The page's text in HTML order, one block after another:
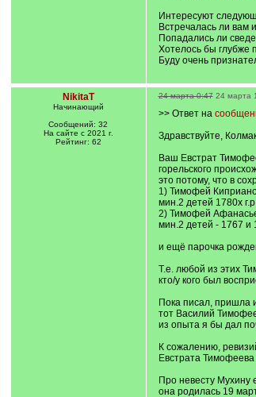
Интересуют
Встречалась ли вам
Попадались ли
Хотелось бы глубже
Буду очень
NikitaT
Начинающий
Сообщений: 32
На сайте с 2021 г.
Рейтинг: 62
24 марта 0:47 24 марта
>> Ответ на
Здравствуйте,
Ваш Евстрат
горельского
это потому, что в
1) Тимофей
мин.2 детей 1780х
2) Тимофей
мин.2 детей - 1767 и
и ещё парочка
Т.е. любой из этих
кто/у кого был
Пока писал, пришла
тот Василий
из опыта я бы дал
К сожалению,
Евстрата
Про невесту Мухину
она родилась 19